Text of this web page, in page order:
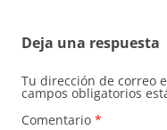
Deja una respuesta
Tu dirección de correo
campos obligatorios
Comentario *